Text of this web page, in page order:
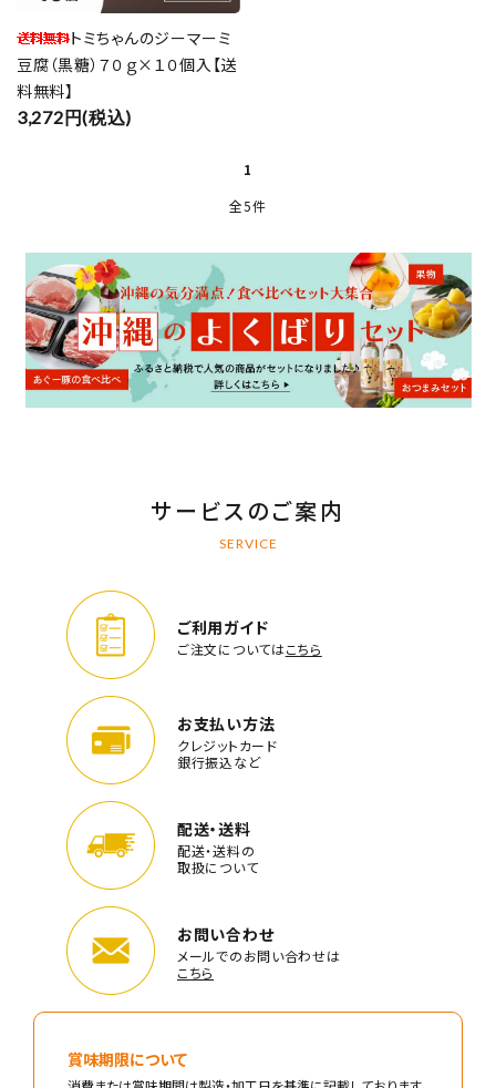
トミちゃんのジーマーミ
豆腐（黒糖）７０ｇ×１０個入【送
料無料】
3,272円(税込)
1
全5件
カテゴリー
検索する
サービスのご案内
SERVICE
ご利用ガイド
ご注文についてはこちら
お支払い方法
クレジットカード
銀行振込など
配送・送料
配送・送料の
取扱について
お問い合わせ
メールでのお問い合わせは
こちら
賞味期限について